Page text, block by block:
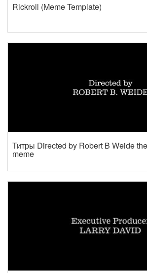
Rickroll (Meme Template)
Титры Directed by Robert B Weide
meme